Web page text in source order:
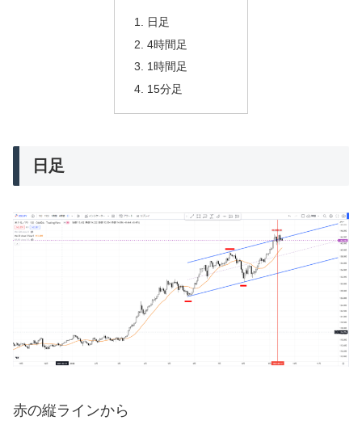
日足
4時間足
1時間足
15分足
日足
赤の縦ラインから